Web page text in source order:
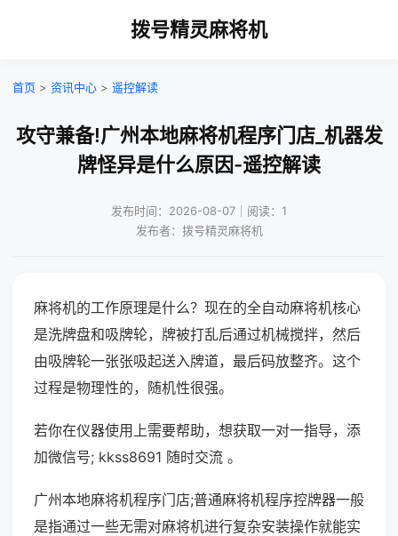
拨号精灵麻将机
首页 > 资讯中心 > 遥控解读
攻守兼备!广州本地麻将机程序门店_机器发
牌怪异是什么原因-遥控解读
发布时间：2026-08-07｜阅读：1
发布者：拨号精灵麻将机
麻将机的工作原理是什么？现在的全自动麻将机核心
是洗牌盘和吸牌轮，牌被打乱后通过机械搅拌，然后
由吸牌轮一张张吸起送入牌道，最后码放整齐。这个
过程是物理性的，随机性很强。
若你在仪器使用上需要帮助，想获取一对一指导，添
加微信号; kkss8691 随时交流 。
广州本地麻将机程序门店;普通麻将机程序控牌器一般
是指通过一些无需对麻将机进行复杂安装操作就能实